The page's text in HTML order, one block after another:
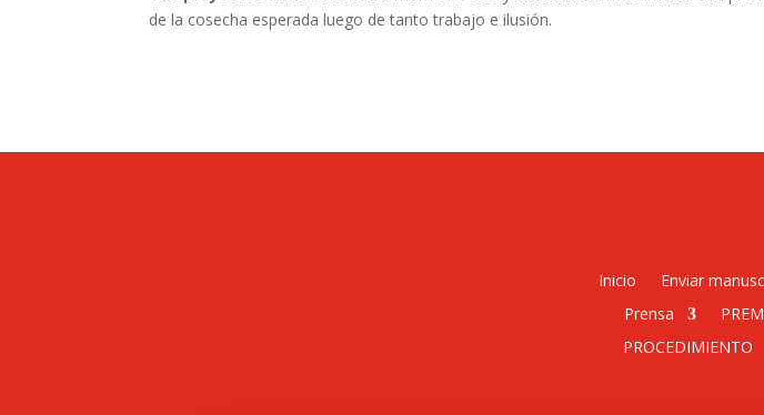
de la cosecha esperada luego de tanto trabajo e ilusión.
Inicio Enviar
Prensa
PROCEDIMIENTO